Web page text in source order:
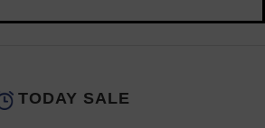
TODAY SALE